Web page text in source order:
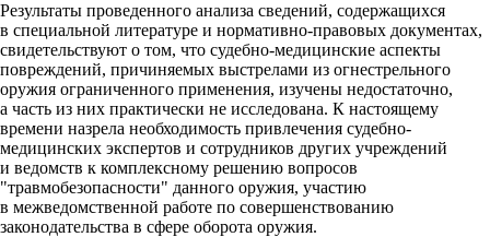
Результаты проведенного анализа сведений, содержащихся
в специальной литературе и нормативно-правовых документах,
свидетельствуют о том, что судебно-медицинские аспекты
повреждений, причиняемых выстрелами из огнестрельного
оружия ограниченного применения, изучены недостаточно,
а часть из них практически не исследована. К настоящему
времени назрела необходимость привлечения судебно-
медицинских экспертов и сотрудников других учреждений
и ведомств к комплексному решению вопросов
"травмобезопасности" данного оружия, участию
в межведомственной работе по совершенствованию
законодательства в сфере оборота оружия.